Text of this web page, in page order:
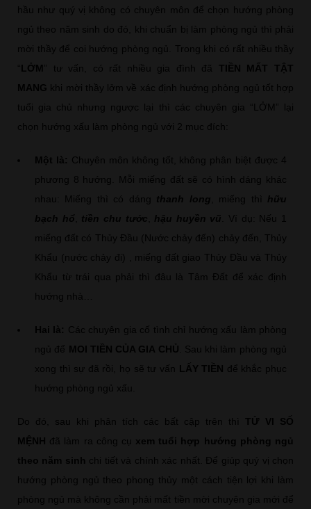
hầu như quý vị không có chuyên môn để chọn hướng phòng
ngủ theo năm sinh do đó, khi chuẩn bị làm phòng ngủ thì phải
mời thầy để coi hướng phòng ngủ. Trong khi có rất nhiều thầy
“LỞM ” tư vấn, có rất nhiều gia đình đã TIỀN MẤT TẬT
MANG khi mời thầy lởm về xác định hướng phòng ngủ tốt hợp
tuổi gia chủ nhưng ngược lại thì các chuyên gia “LỞM” lại
chọn hướng xấu làm phòng ngủ với 2 mục đích:
Một là: Chuyên môn không tốt, không phân biệt được 4
phương 8 hướng. Mỗi miếng đất sẽ có hình dáng khác
nhau: Miếng thì có dáng thanh long , miếng thì hữu
bạch hổ
tiền chu tước hậu huyền vũ . Ví dụ: Nếu 1
miếng đất có Thủy Đầu (Nước chảy đến) chảy đến, Thủy
Khẩu (nước chảy đi) , miếng đất giao Thủy Đầu và Thủy
Khẩu từ trái qua phải thì đâu là Tâm Đất để xác định
hướng nhà…
Hai là: Các chuyên gia cố tình chỉ hướng xấu làm phòng
ngủ để MOI TIỀN CỦA GIA CHỦ . Sau khi làm phòng ngủ
xong thì sự đã rồi, họ sẽ tư vấn LẤY TIỀN để khắc phục
hướng phòng ngủ xấu.
Do đó, sau khi phân tích các bất cập trên thì TỬ VI SỐ
MỆNH đã làm ra công cụ xem tuổi hợp hướng phòng ngủ
theo năm sinh chi tiết và chính xác nhất. Để giúp quý vị chọn
hướng phòng ngủ theo phong thủy một cách tiện lợi khi làm
phòng ngủ mà không cần phải mất tiền mời chuyên gia mới để